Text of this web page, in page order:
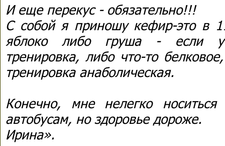
И еще перекус - обязательно!!!
С собой я приношу кефир-это в
яблоко либо груша - если у
тренировка, либо что-то
тренировка анаболическая.
Конечно, мне нелегко
автобусам, но здоровье дороже.
Ирина».